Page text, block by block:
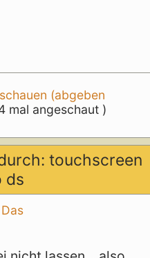
(abgeben
mal angeschaut )
touchscreen
ds